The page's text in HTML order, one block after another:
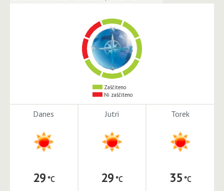
Zaščiteno
Ni zaščiteno
Danes
29
Jutri
29
Torek
35